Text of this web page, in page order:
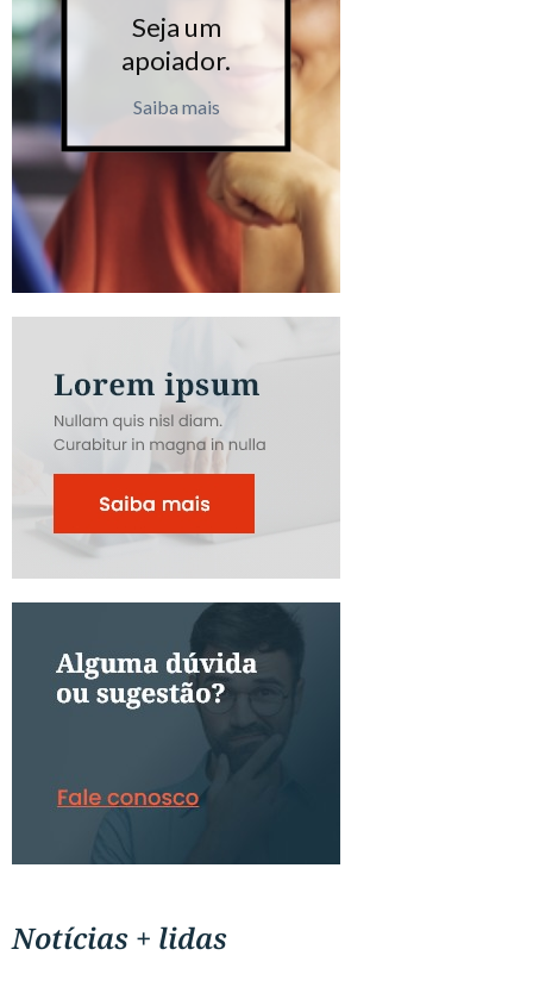
Seja um
apoiador.
Saiba mais
Notícias + lidas